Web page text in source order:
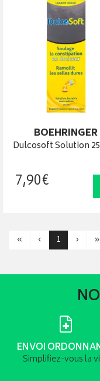
BOEHRINGER
Dulcosoft Solution
7,90€
« ‹ 1 › »
ENVOI
Simplifiez-vous la